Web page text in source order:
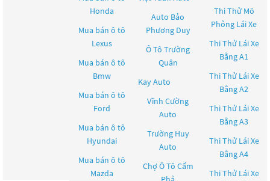
Honda
Mua bán ô tô
Lexus
Mua bán ô tô
Bmw
Mua bán ô tô
Ford
Mua bán ô tô
Hyundai
Mua bán ô tô
Mazda
Auto Bảo
Phương Duy
Ô Tô Trường
Quân
Kay Auto
Vĩnh Cường
Auto
Trường Huy
Auto
Chợ Ô Tô Cẩm
Thi Thử Mô
Phỏng Lái Xe
Thi Thử Lái Xe
Bằng A1
Thi Thử Lái Xe
Bằng A2
Thi Thử Lái Xe
Bằng A3
Thi Thử Lái Xe
Bằng A4
Thi Thử Lái Xe